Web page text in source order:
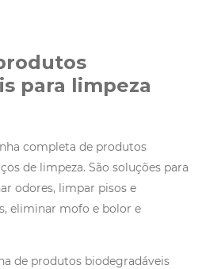
para limpeza
completa de produtos
de limpeza. São soluções para
odores, limpar pisos e
eliminar mofo e bolor e
de produtos biodegradáveis